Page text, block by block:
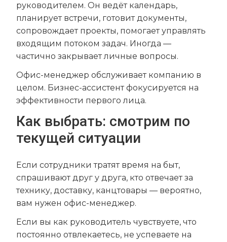
руководителем. Он ведёт календарь,
планирует встречи, готовит документы,
сопровождает проекты, помогает управлять
входящим потоком задач. Иногда —
частично закрывает личные вопросы.
Офис-менеджер обслуживает компанию в
целом. Бизнес-ассистент фокусируется на
эффективности первого лица.
Как выбрать: смотрим по
текущей ситуации
Если сотрудники тратят время на быт,
спрашивают друг у друга, кто отвечает за
технику, доставку, канцтовары — вероятно,
вам нужен офис-менеджер.
Если вы как руководитель чувствуете, что
постоянно отвлекаетесь, не успеваете на